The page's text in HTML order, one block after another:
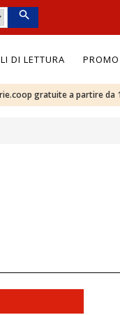
DI LETTURA
gratuite a partire da